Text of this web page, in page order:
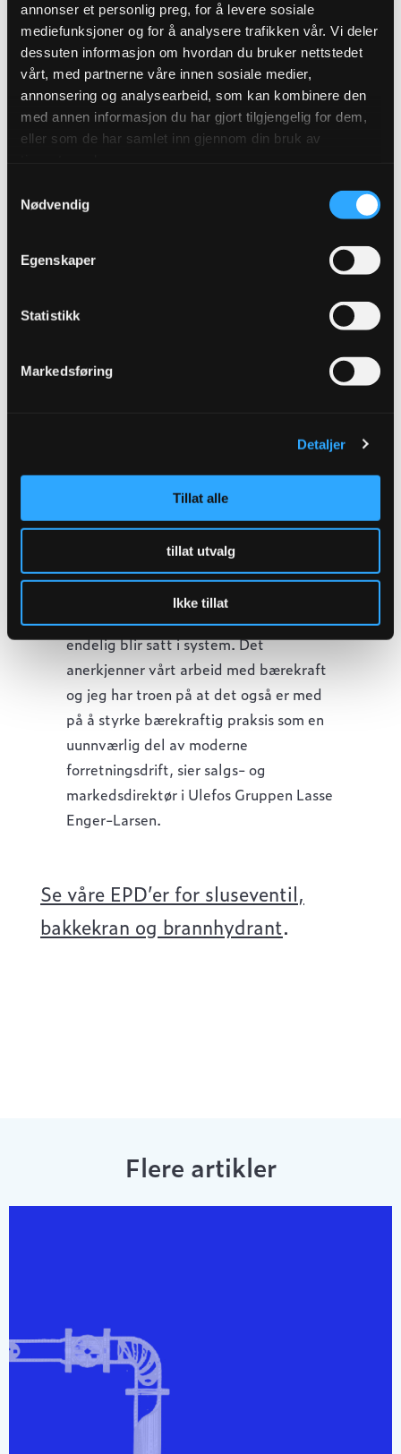
annonser et personlig preg, for å levere sosiale
mediefunksjoner og for å analysere trafikken vår. Vi deler
dessuten informasjon om hvordan du bruker nettstedet
vårt, med partnerne våre innen sosiale medier,
annonsering og analysearbeid, som kan kombinere den
med annen informasjon du har gjort tilgjengelig for dem,
eller som de har samlet inn gjennom din bruk av
Nødvendig
Egenskaper
Statistikk
Markedsføring
Detaljer
Tillat alle
tillat utvalg
Ikke tillat
Vekting av bærekraft med
30% i offentlige
anskaffelser fra 01.01.24
miljøhensyn som hovedregel skal vektes
virkemiddel vi har jobbet for å få på plass
i lang tid, og som nå endelig realiseres.
– Hvordan dette skal håndteres i
praksis er riktignok ikke helt på plass,
men vi er svært fornøyde med at dette
endelig blir satt i system. Det
anerkjenner vårt arbeid med bærekraft
og jeg har troen på at det også er med
på å styrke bærekraftig praksis som en
uunnværlig del av moderne
forretningsdrift, sier salgs- og
markedsdirektør i Ulefos Gruppen Lasse
Enger-Larsen.
Se våre EPD’er for sluseventil,
bakkekran og brannhydrant.
Flere artikler